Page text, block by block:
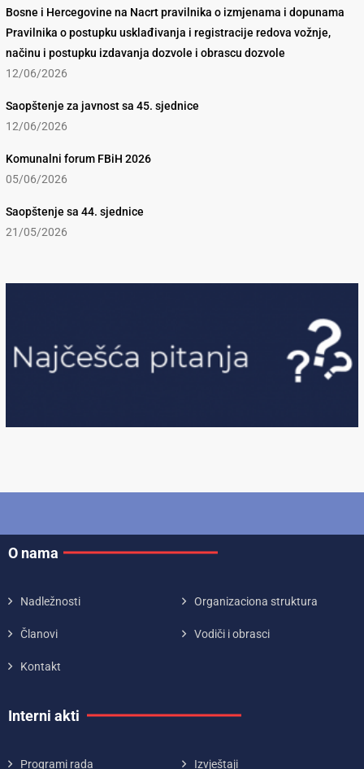
Bosne i Hercegovine na Nacrt pravilnika o izmjenama i dopunama
Pravilnika o postupku usklađivanja i registracije redova vožnje,
načinu i postupku izdavanja dozvole i obrascu dozvole
12/06/2026
Saopštenje za javnost sa 45. sjednice
12/06/2026
Komunalni forum FBiH 2026
05/06/2026
Saopštenje sa 44. sjednice
21/05/2026
O nama
Nadležnosti Organizaciona struktura
Članovi Vodiči i obrasci
Kontakt
Interni akti
Programi rada Izvještaji